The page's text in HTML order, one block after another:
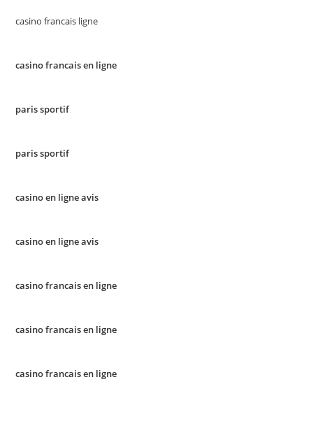
casino francais ligne
casino francais en ligne
paris sportif
paris sportif
casino en ligne avis
casino en ligne avis
casino francais en ligne
casino francais en ligne
casino francais en ligne